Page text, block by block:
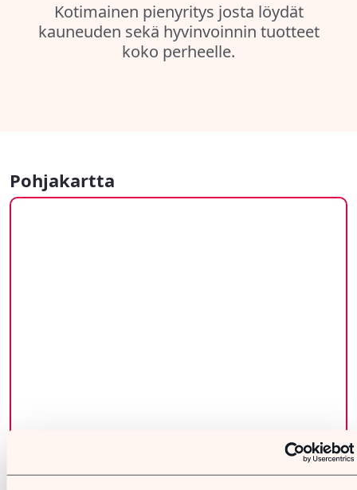
Kotimainen pienyritys josta löydät
kauneuden sekä hyvinvoinnin tuotteet
koko perheelle.
Pohjakartta